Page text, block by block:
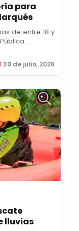
para
de entre 18 y
30 de julio, 2026
lluvias